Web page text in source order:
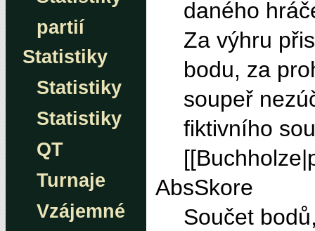
partií
Statistiky
Statistiky
Statistiky
QT
Turnaje
Vzájemné
daného
Za výhru
bodu, za
soupeř
fiktivního
AbsSkore
Součet